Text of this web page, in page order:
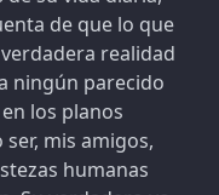
de que lo que
realidad
ningún parecido
los planos
mis amigos,
humanas